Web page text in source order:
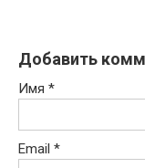
Добавить
Имя *
Email *